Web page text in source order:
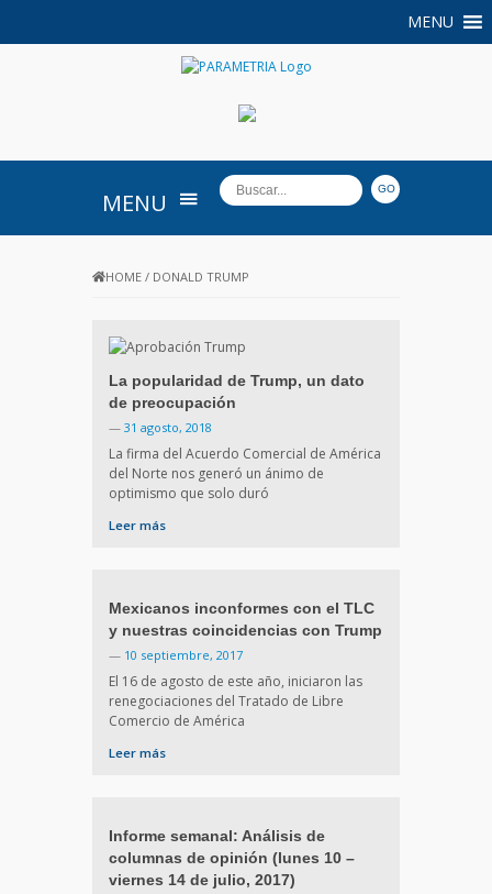
MENU
PARAMETRIA
MENU
HOME / DONALD TRUMP
La popularidad de Trump, un dato
de preocupación
— 31 agosto, 2018
La firma del Acuerdo Comercial de América
del Norte nos generó un ánimo de
optimismo que solo duró
Leer más
Mexicanos inconformes con el TLC
y nuestras coincidencias con Trump
— 10 septiembre, 2017
El 16 de agosto de este año, iniciaron las
renegociaciones del Tratado de Libre
Comercio de América
Leer más
Informe semanal: Análisis de
columnas de opinión (lunes 10 –
viernes 14 de julio, 2017)